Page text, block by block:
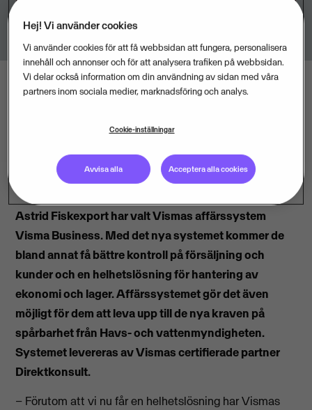
Astrid Fiskexport har valt Vismas affärssystem
Visma Business. Med det nya systemet kommer de
bland annat få bättre kontroll på försäljning och
kunder och en helhetslösning för hantering av
ekonomi och lager. Affärssystemet gör det även
möjligt för dem att leva upp till de nya kraven på
spårbarhet från Havs- och vattenmyndigheten.
Systemet levereras av Vismas certifierade partner
Direktkonsult.
– Förutom att vi nu får en helhetslösning har Vismas
Hej! Vi använder cookies
Vi använder cookies för att få webbsidan att fungera, personalisera
innehåll och annonser och för att analysera trafiken på webbsidan.
Vi delar också information om din användning av sidan med våra
partners inom sociala medier, marknadsföring och analys.
Cookie-inställningar
Avvisa alla Acceptera alla cookies